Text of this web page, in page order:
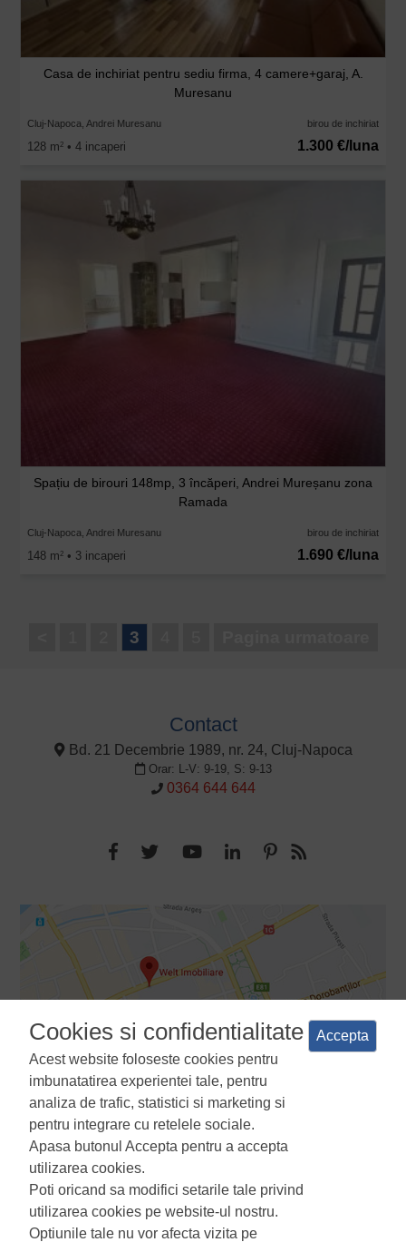
Casa de inchiriat pentru sediu firma, 4 camere+garaj, A.
Muresanu
Cluj-Napoca, Andrei Muresanu birou de inchiriat
128 m2 • 4 incaperi 1.300 €/luna
Spațiu de birouri 148mp, 3 încăperi, Andrei Mureșanu zona
Ramada
Cluj-Napoca, Andrei Muresanu birou de inchiriat
148 m2 • 3 incaperi 1.690 €/luna
3
Contact
Bd. 21 Decembrie 1989, nr. 24, Cluj-Napoca
Orar: L-V: 9-19, S: 9-13
0364 644 644
Termeni si conditii Politica de confidentialitate
utilizare a cookie-urilor
Cookies si confidentialitate
Acest website foloseste cookies pentru
imbunatatirea experientei tale, pentru
analiza de trafic, statistici si marketing si
pentru integrare cu retelele sociale.
Apasa butonul Accepta pentru a accepta
utilizarea cookies.
Poti oricand sa modifici setarile tale privind
utilizarea cookies pe website-ul nostru.
Optiunile tale nu vor afecta vizita pe
Accepta